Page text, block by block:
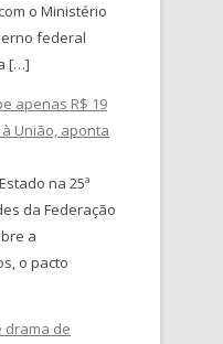
o Ministério
federal
[…]
apenas R$ 19
União, aponta
na 25ª
da Federação
a
o pacto
drama de